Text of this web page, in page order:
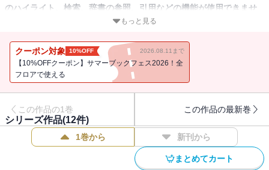
のハイライト、検索、辞書の参照、引用などの機能が使用できませ
1928年に刊行された「私立電機學校」（東京電機大学の前身）の通
信制テキスト。
もっと見る
クーポン対象 10%OFF 2026.08.11まで
【10%OFFクーポン】サマーブックフェス2026！全
フロアで使える
この作品の1巻 この作品の最新巻
シリーズ作品(12件)
1巻から 新刊から
まとめてカート